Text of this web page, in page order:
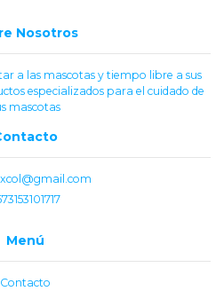
Nosotros
a las mascotas y tiempo libre a sus
especializados para el cuidado de
mascotas
Menú
Contacto